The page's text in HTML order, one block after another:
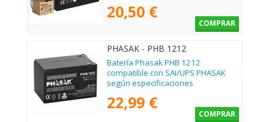
20,50 €
COMPRAR
PHASAK - PHB 1212
Batería Phasak PHB 1212
compatible con SAI/UPS PHASAK
según especificaciones
22,99 €
COMPRAR